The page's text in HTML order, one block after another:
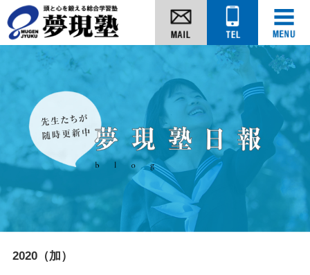
2020（加）